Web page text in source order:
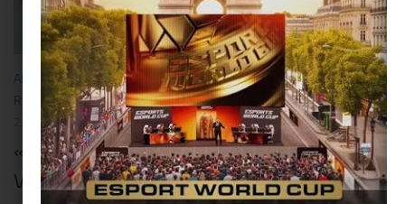
ART DE VIVRE /BISTRONOMIE/BUSINESS/GASTRONOMIE/LUXE/
RESTO/HÔTEL
29 JANVIER 2021
« The Peninsula Paris » célèbre la Saint-
Valentin à la maison !!